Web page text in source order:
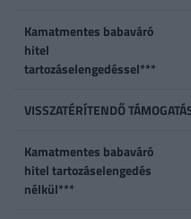
Kamatmentes babaváró
hitel
tartozáselengedéssel***
VISSZATÉRÍTENDŐ
Kamatmentes babaváró
hitel tartozáselengedés
nélkül***